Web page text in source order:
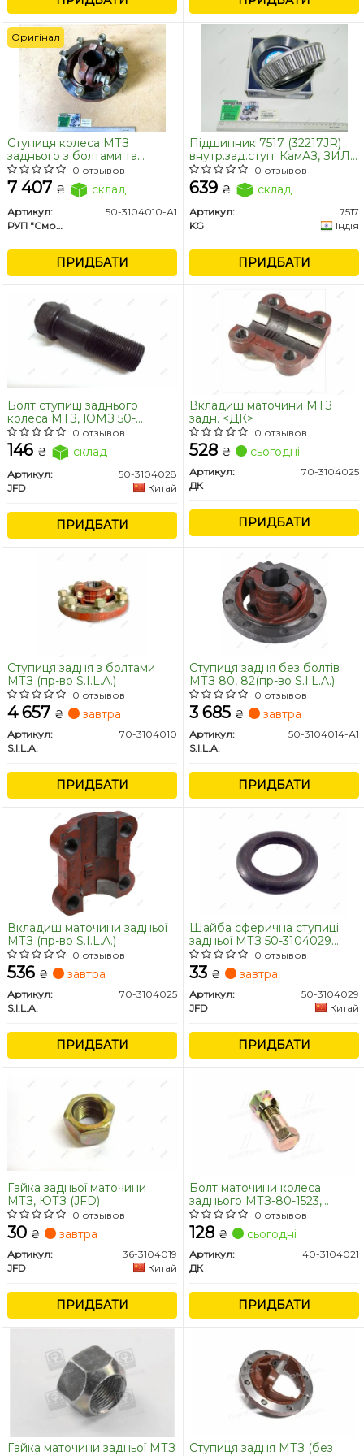
Ступиця колеса МТЗ
заднього з болтами та
вкладишем (Вир-во МТЗ)
0 отзывов
7 407 ₴ склад
Артикул:
50-3104010-А1
РУП "Сморгонский агрегатный завод", г.Сморгонь, РБ
ПРИДБАТИ
Оригінал
Підшипник 7517 (32217JR)
внутр.зад.ступ. КамАЗ, ЗИЛ,
глав.пер.Т-150 KG
0 отзывов
639 ₴ склад
Артикул:
7517
KG
Індія
ПРИДБАТИ
Болт ступиці заднього
колеса МТЗ, ЮМЗ 50-
3104028 (JFD)0 отзывов
146 ₴ склад
Артикул:
50-3104028
JFD
Китай
ПРИДБАТИ
Вкладиш маточини МТЗ
задн. <ДК>
0 отзывов
528 ₴ сьогодні
Артикул:
70-3104025
ДК
ПРИДБАТИ
Ступиця задня з болтами
МТЗ (пр-во S.I.L.A.)
0 отзывов
4 657 ₴ завтра
Артикул:
70-3104010
S.I.L.A.
ПРИДБАТИ
Ступиця задня без болтів
МТЗ 80, 82(пр-во S.I.L.A.)
0 отзывов
3 685 ₴ завтра
Артикул:
50-3104014-А1
S.I.L.A.
ПРИДБАТИ
Вкладиш маточини задньої
МТЗ (пр-во S.I.L.A.)
0 отзывов
536 ₴ завтра
Артикул:
70-3104025
S.I.L.A.
ПРИДБАТИ
Шайба сферична ступиці
задньої МТЗ 50-3104029
(JFD)
0 отзывов
33 ₴ завтра
Артикул:
50-3104029
JFD
Китай
ПРИДБАТИ
Гайка задньої маточини
МТЗ, ЮТЗ (JFD)
0 отзывов
30 ₴ завтра
Артикул:
36-3104019
JFD
Китай
ПРИДБАТИ
Болт маточини колеса
заднього МТЗ-80-1523,
ЮМЗ-6 із гайкою <ДК>
0 отзывов
128 ₴ сьогодні
Артикул:
40-3104021
ДК
ПРИДБАТИ
Гайка маточини задньої МТЗ
Ступиця задня МТЗ (без